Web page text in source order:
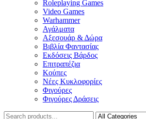
Roleplaying Games
Video Games
Warhammer
Αγάλματα
Αξεσουάρ & Δώρα
Βιβλία Φαντασίας
Εκδόσεις Βάρδος
Επιτραπέζια
Κούπες
Νέες Κυκλοφορίες
Φιγούρες
Φιγούρες Δράσεις